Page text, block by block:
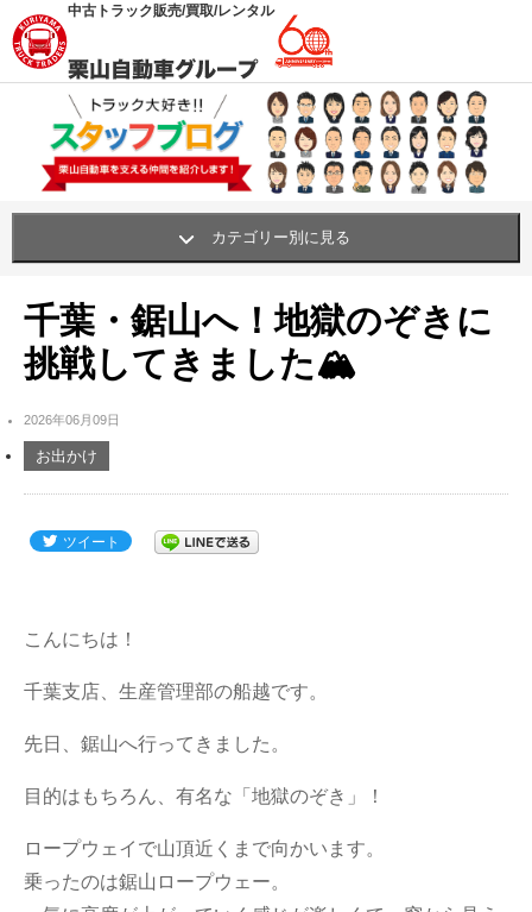
中古トラック販売/買取/レンタル
カテゴリー別に見る
買い物・おすすめ・グッズ
社内行事・研修
社内環境UP!(261)
懇親会(118)
トラック(249)
どうぶつ(199)
つぶやき(1101)
グルメ(473)
お客さま(248)
お出かけ (766)
千葉・鋸山へ！地獄のぞきに
挑戦してきました🏔
2026年06月09日
お出かけ
ツイート
こんにちは！
千葉支店、生産管理部の船越です。
先日、鋸山へ行ってきました。
目的はもちろん、有名な「地獄のぞき」！
ロープウェイで山頂近くまで向かいます。
乗ったのは鋸山ロープウェー。